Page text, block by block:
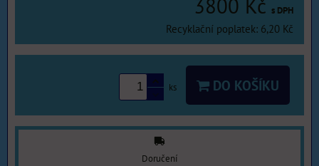
3800 Kč s DPH
Recyklační poplatek: 6,20 Kč
ks DO KOŠÍKU
Doručení